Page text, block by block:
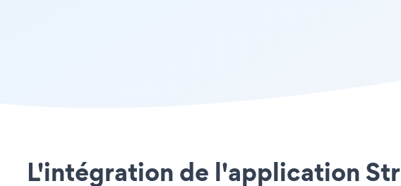
L'intégration de l'application